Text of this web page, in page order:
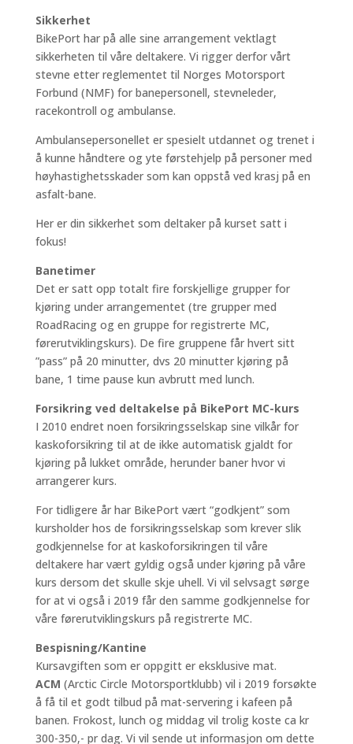
Sikkerhet
BikePort har på alle sine arrangement vektlagt
sikkerheten til våre deltakere. Vi rigger derfor vårt
stevne etter reglementet til Norges Motorsport
Forbund (NMF) for banepersonell, stevneleder,
racekontroll og ambulanse.
Ambulansepersonellet er spesielt utdannet og trenet i
å kunne håndtere og yte førstehjelp på personer med
høyhastighetsskader som kan oppstå ved krasj på en
asfalt-bane.
Her er din sikkerhet som deltaker på kurset satt i
fokus!
Banetimer
Det er satt opp totalt fire forskjellige grupper for
kjøring under arrangementet (tre grupper med
RoadRacing og en gruppe for registrerte MC,
førerutviklingskurs). De fire gruppene får hvert sitt
”pass” på 20 minutter, dvs 20 minutter kjøring på
bane, 1 time pause kun avbrutt med lunch.
Forsikring ved deltakelse på BikePort MC-kurs
I 2010 endret noen forsikringsselskap sine vilkår for
kaskoforsikring til at de ikke automatisk gjaldt for
kjøring på lukket område, herunder baner hvor vi
arrangerer kurs.
For tidligere år har BikePort vært “godkjent” som
kursholder hos de forsikringsselskap som krever slik
godkjennelse for at kaskoforsikringen til våre
deltakere har vært gyldig også under kjøring på våre
kurs dersom det skulle skje uhell. Vi vil selvsagt sørge
for at vi også i 2019 får den samme godkjennelse for
våre førerutviklingskurs på registrerte MC.
Bespisning/Kantine
Kursavgiften som er oppgitt er eksklusive mat.
ACM (Arctic Circle Motorsportklubb) vil i 2019 forsøkte
å få til et godt tilbud på mat-servering i kafeen på
banen. Frokost, lunch og middag vil trolig koste ca kr
300-350,- pr dag. Vi vil sende ut informasjon om dette